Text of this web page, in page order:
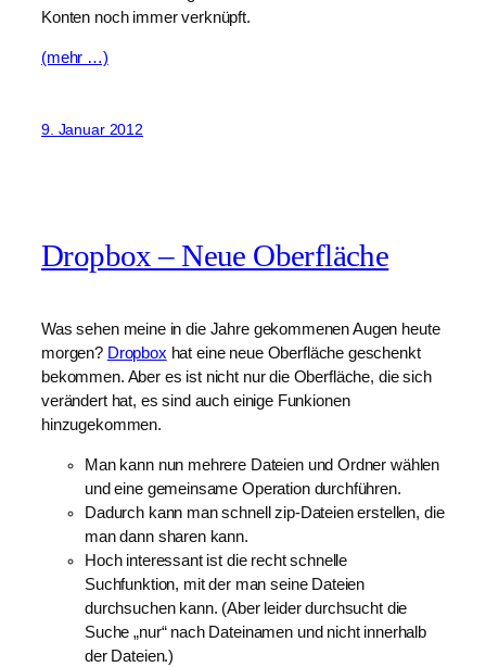
Konten noch immer verknüpft.
(mehr …)
9. Januar 2012
Dropbox – Neue Oberfläche
Was sehen meine in die Jahre gekommenen Augen heute
morgen? Dropbox hat eine neue Oberfläche geschenkt
bekommen. Aber es ist nicht nur die Oberfläche, die sich
verändert hat, es sind auch einige Funkionen
hinzugekommen.
Man kann nun mehrere Dateien und Ordner wählen
und eine gemeinsame Operation durchführen.
Dadurch kann man schnell zip-Dateien erstellen, die
man dann sharen kann.
Hoch interessant ist die recht schnelle
Suchfunktion, mit der man seine Dateien
durchsuchen kann. (Aber leider durchsucht die
Suche „nur“ nach Dateinamen und nicht innerhalb
der Dateien.)